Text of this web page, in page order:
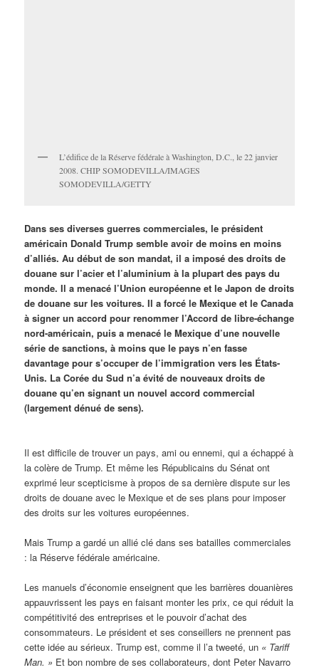
L’édifice de la Réserve fédérale à Washington, D.C., le 22 janvier
2008. CHIP SOMODEVILLA/IMAGES
SOMODEVILLA/GETTY
Dans ses diverses guerres commerciales, le président
américain Donald Trump semble avoir de moins en moins
d’alliés. Au début de son mandat, il a imposé des droits de
douane sur l’acier et l’aluminium à la plupart des pays du
monde. Il a menacé l’Union européenne et le Japon de droits
de douane sur les voitures. Il a forcé le Mexique et le Canada
à signer un accord pour renommer l’Accord de libre-échange
nord-américain, puis a menacé le Mexique d’une nouvelle
série de sanctions, à moins que le pays n’en fasse
davantage pour s’occuper de l’immigration vers les États-
Unis. La Corée du Sud n’a évité de nouveaux droits de
douane qu’en signant un nouvel accord commercial
(largement dénué de sens).
Il est difficile de trouver un pays, ami ou ennemi, qui a échappé à
la colère de Trump. Et même les Républicains du Sénat ont
exprimé leur scepticisme à propos de sa dernière dispute sur les
droits de douane avec le Mexique et de ses plans pour imposer
des droits sur les voitures européennes.
Mais Trump a gardé un allié clé dans ses batailles commerciales
: la Réserve fédérale américaine.
Les manuels d’économie enseignent que les barrières douanières
appauvrissent les pays en faisant monter les prix, ce qui réduit la
compétitivité des entreprises et le pouvoir d’achat des
consommateurs. Le président et ses conseillers ne prennent pas
cette idée au sérieux. Trump est, comme il l’a tweeté, un « Tariff
Man. » Et bon nombre de ses collaborateurs, dont Peter Navarro